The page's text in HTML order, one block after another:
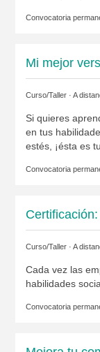
Convocatoria
Mi mejor
Curso/Taller · A
Si quieres
en tus
estés, ¡ésta es
Convocatoria
Curso/Taller · A
Cada vez las
habilidades
Convocatoria